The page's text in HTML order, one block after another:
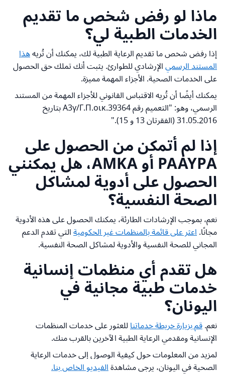
ماذا لو رفض شخص ما تقديم
الخدمات الطبية لي؟
إذا رفض شخص ما تقديم الرعاية الطبية لك، يمكنك أن تُريههذا
المستند الرسميالإرشادي للطوارئ. يثبت أنك تملك حق الحصول
على الخدمات الصحية. الأجزاء المهمة مميزة.
يمكنك أيضًا أن تُريه الاقتباس القانوني للأجزاء المهمة من المستند
الرسمي، وهو: "التعميم رقم A3γ/Γ.Π.οικ.39364 بتاريخ
31.05.2016 (الفقرتان 13 و 15)."
إذا لم أتمكن من الحصول على
PAAYPA أو AMKA، هل يمكنني
الحصول على أدوية لمشاكل
الصحة النفسية؟
نعم، بموجب الإرشادات الطارئة، يمكنك الحصول على هذه الأدوية
مجانًا.اعثر على قائمة بالمنظمات غير الحكوميةالتي تقدم الدعم
المجاني للصحة النفسية والأدوية لمشاكل الصحة النفسية.
هل تقدم أي منظمات إنسانية
خدمات طبية مجانية في
اليونان؟
نعم.قم بزيارة خريطة خدماتناللعثور على خدمات المنظمات
الإنسانية ومقدمي الرعاية الطبية الآخرين بالقرب منك.
لمزيد من المعلومات حول كيفية الوصول إلى خدمات الرعاية
الصحية في اليونان، يرجى مشاهدةالفيديو الخاص بنا.